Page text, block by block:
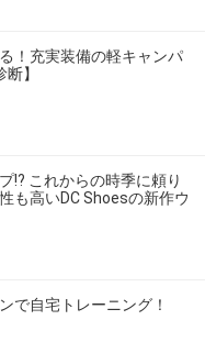
！充実装備の軽キャンパ
】
!? これからの時季に頼り
も高いDC Shoesの新作ウ
で自宅トレーニング！